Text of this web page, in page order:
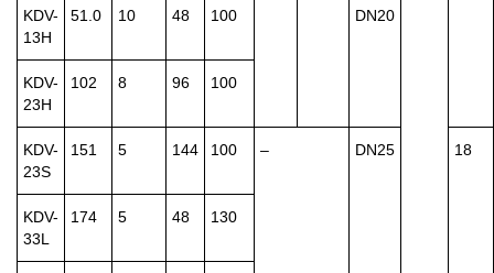
KDV-
13H
51.0 10 48 100 DN20
KDV-
23H
102 8 96 100
KDV-
23S
151 5 144 100 – DN25 18
KDV-
33L
174 5 48 130